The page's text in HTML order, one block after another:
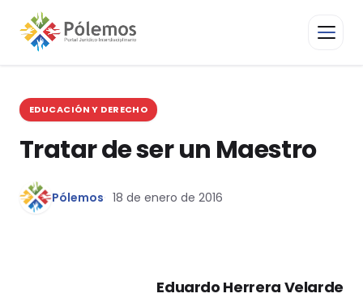
EDUCACIÓN Y DERECHO
Tratar de ser un Maestro
Pólemos 18 de enero de 2016
Eduardo Herrera Velarde